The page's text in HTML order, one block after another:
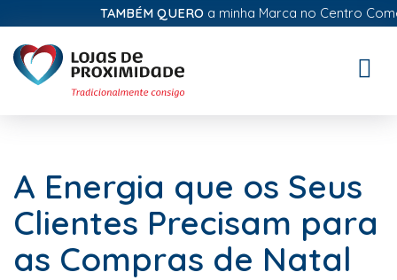
TAMBÉM QUEROa minha Marca no Centro
A Energia que os Seus
Clientes Precisam para
as Compras de Natal